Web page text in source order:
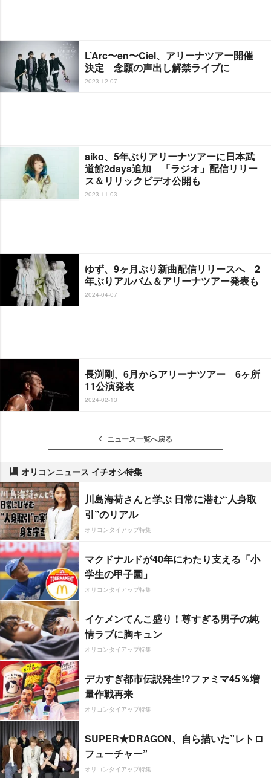
L’Arc〜en〜Ciel、アリーナツアー開催
決定 念願の声出し解禁ライブに
2023-12-07
aiko、5年ぶりアリーナツアーに日本武
道館2days追加 「ラジオ」配信リリー
ス＆リリックビデオ公開も
2023-11-03
ゆず、9ヶ月ぶり新曲配信リリースへ 2
年ぶりアルバム＆アリーナツアー発表も
2024-04-07
長渕剛、6月からアリーナツアー 6ヶ所
11公演発表
2024-02-13
ニュース一覧へ戻る
オリコンニュース イチオシ特集
川島海荷さんと学ぶ 日常に潜む“人身取
引”のリアル
オリコンタイアップ特集
マクドナルドが40年にわたり支える「小
学生の甲子園」
オリコンタイアップ特集
イケメンてんこ盛り！尊すぎる男子の純
情ラブに胸キュン
オリコンタイアップ特集
デカすぎ都市伝説発生!?ファミマ45％増
量作戦再来
オリコンタイアップ特集
SUPER★DRAGON、自ら描いた”レトロ
フューチャー”
オリコンタイアップ特集